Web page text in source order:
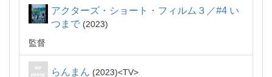
アクターズ・ショート・フィルム３／#4 い
つまで
2023
監督
らんまん 2023 TV